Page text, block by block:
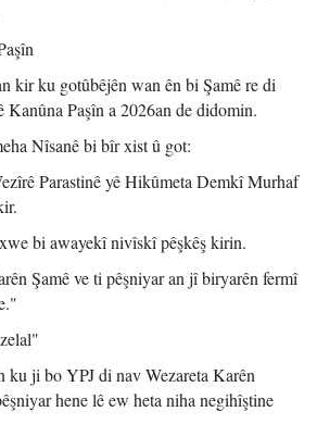
kir ku gotûbêjên wan ên bi Şamê re di
Kanûna Paşîn a 2026an de didomin.
Nîsanê bi bîr xist û got:
Parastinê yê Hikûmeta Demkî Murhaf
bi awayekî nivîskî pêşkêş kirin.
Şamê ve ti pêşniyar an jî biryarên fermî
ku ji bo YPJ di nav Wezareta Karên
hene lê ew heta niha negihîştine